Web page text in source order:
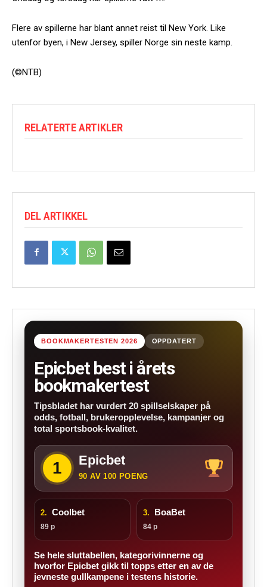
Flere av spillerne har blant annet reist til New York. Like
utenfor byen, i New Jersey, spiller Norge sin neste kamp.
(©NTB)
RELATERTE ARTIKLER
DEL ARTIKKEL
BOOKMAKERTESTEN 2026 OPPDATERT
Epicbet best i årets
bookmakertest
Tipsbladet har vurdert 20 spillselskaper på
odds, fotball, brukeropplevelse, kampanjer og
total sportsbook-kvalitet.
1 Epicbet
90 AV 100 POENG
2. Coolbet
89 p
3. BoaBet
84 p
Se hele sluttabellen, kategorivinnerne og
hvorfor Epicbet gikk til topps etter en av de
jevneste gullkampene i testens historie.